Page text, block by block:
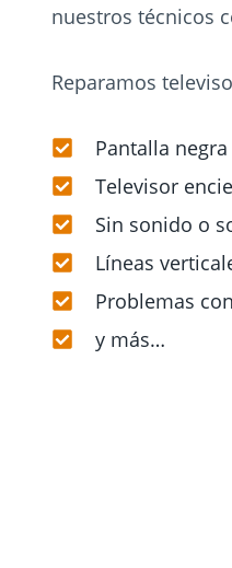
nuestros técnicos
Reparamos
Pantalla
Televisor
Sin sonido o
Líneas
Problemas
y más…